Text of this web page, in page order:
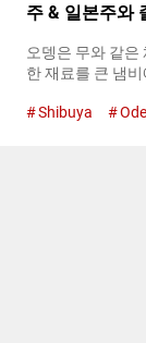
주 & 일본주와
COZAKURA】
오뎅은 무와 같은
한 재료를 큰 냄
육수의 종류나 재
Shibuya